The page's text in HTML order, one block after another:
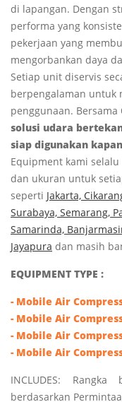
di lapangan. Dengan
performa yang
pekerjaan yang
mengorbankan daya
Setiap unit diservis
berpengalaman untuk
penggunaan. Bersama
solusi udara
siap digunakan
Equipment kami
dan ukuran untuk
seperti Jakarta,
Surabaya, Semarang,
Samarinda,
Jayapura dan masih
EQUIPMENT TYPE :
- Mobile Air
- Mobile Air
- Mobile Air
- Mobile Air
INCLUDES: Rangka
berdasarkan